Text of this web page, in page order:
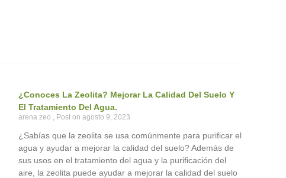
¿Conoces La Zeolita? Mejorar La Calidad Del Suelo Y
El Tratamiento Del Agua.
arena zeo agosto 9, 2023
¿Sabías que la zeolita se usa comúnmente para purificar el
agua y ayudar a mejorar la calidad del suelo? Además de
sus usos en el tratamiento del agua y la purificación del
aire, la zeolita puede ayudar a mejorar la calidad del suelo